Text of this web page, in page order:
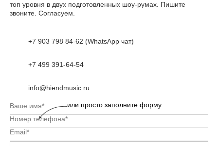
топ уровня в двух подготовленных шоу-румах. Пишите
звоните. Согласуем.
+7 903 798 84-62 (WhatsApp чат)
+7 499 391-64-54
info@hiendmusic.ru
или просто заполните форму